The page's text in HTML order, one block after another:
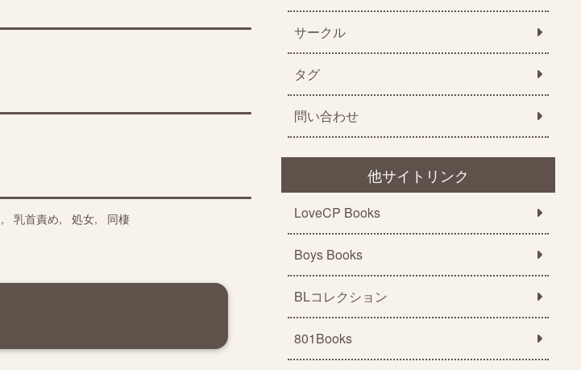
乳首責め 処女 同棲
サークル
タグ
問い合わせ
他サイトリンク
LoveCP Books
Boys Books
BLコレクション
801Books